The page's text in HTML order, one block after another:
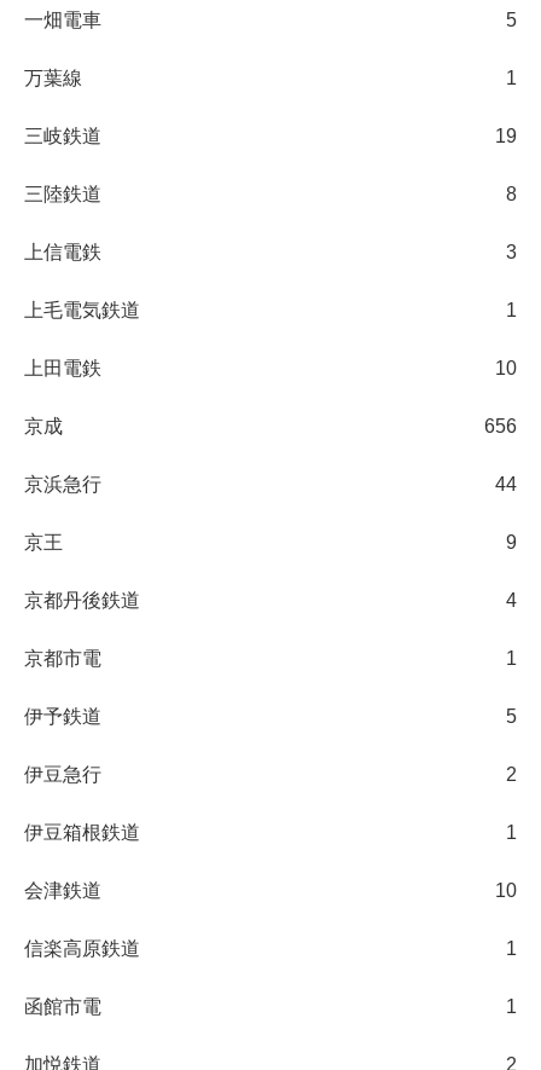
一畑電車 5
万葉線 1
三岐鉄道 19
三陸鉄道 8
上信電鉄 3
上毛電気鉄道 1
上田電鉄 10
京成 656
京浜急行 44
京王 9
京都丹後鉄道 4
京都市電 1
伊予鉄道 5
伊豆急行 2
伊豆箱根鉄道 1
会津鉄道 10
信楽高原鉄道 1
函館市電 1
加悦鉄道 2